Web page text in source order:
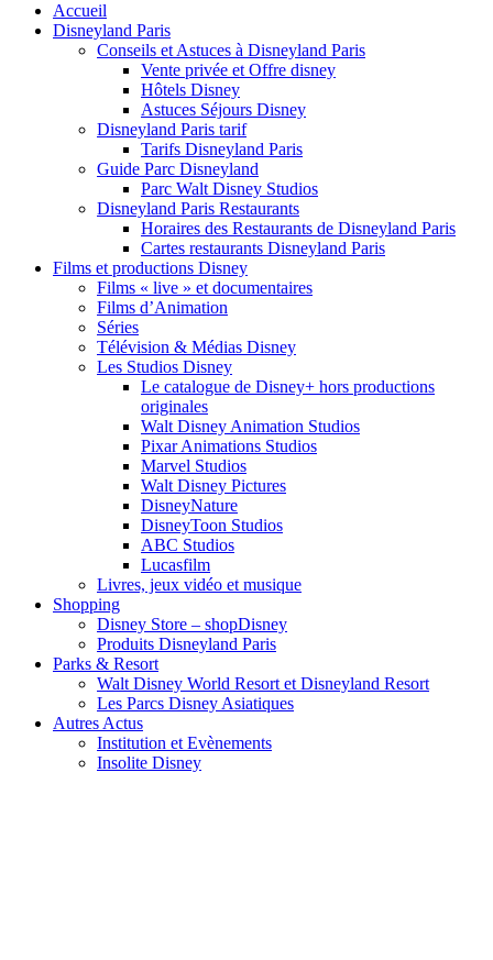
Accueil
Disneyland Paris
Conseils et Astuces à Disneyland Paris
Vente privée et Offre disney
Hôtels Disney
Astuces Séjours Disney
Disneyland Paris tarif
Tarifs Disneyland Paris
Guide Parc Disneyland
Parc Walt Disney Studios
Disneyland Paris Restaurants
Horaires des Restaurants de Disneyland Paris
Cartes restaurants Disneyland Paris
Films et productions Disney
Films « live » et documentaires
Films d’Animation
Séries
Télévision & Médias Disney
Les Studios Disney
Le catalogue de Disney+ hors productions
originales
Walt Disney Animation Studios
Pixar Animations Studios
Marvel Studios
Walt Disney Pictures
DisneyNature
DisneyToon Studios
ABC Studios
Lucasfilm
Livres, jeux vidéo et musique
Shopping
Disney Store – shopDisney
Produits Disneyland Paris
Parks & Resort
Walt Disney World Resort et Disneyland Resort
Les Parcs Disney Asiatiques
Autres Actus
Institution et Evènements
Insolite Disney